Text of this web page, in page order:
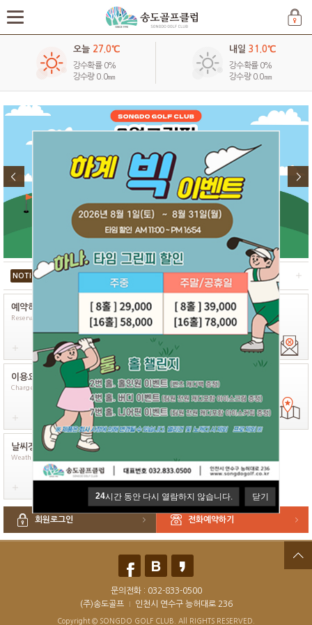
24시간 동안 다시 열람하지 않습니다. 닫기
24시간 동안 다시 열람하지 않습니다. 닫기
24시간 동안 다시 열람하지 않습니다. 닫기
오늘 27.0℃
강수확률 0%
강수량 0.0㎜
내일 31.0℃
강수확률 0%
강수량 0.0㎜
NOTICE
하계 2·3인 플레이 안내 (7/1부터~)
7월~8월 썸머타임 빅 이벤트(7/1~8/31)(종료)
단체 팀 예약 안내(5/1부터~ )
예약하기
Reservation
예약확인&취소
Rservation confirm
취소내역
Cancellation history
이용요금
Charges
코스소개
Course Way to come
날씨정보
Weather
회원로그인 전화예약하기
문의전화 : 032-833-0500
(주)송도골프
인천시 연수구 능허대로 236
Copyright © SONGDO GOLF CLUB. All RIGHTS RESERVED.